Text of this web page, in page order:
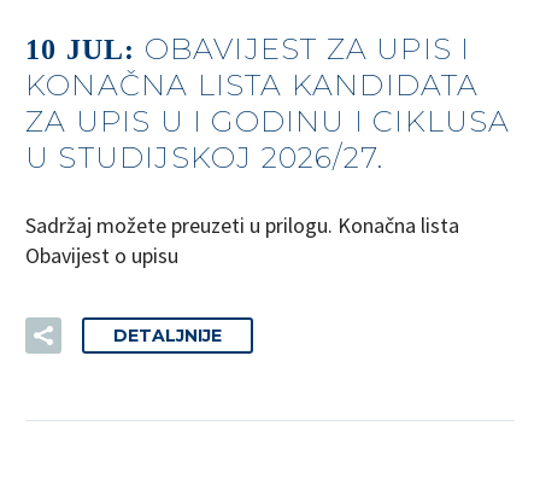
10 JUL: OBAVIJEST ZA UPIS I
KONAČNA LISTA KANDIDATA
ZA UPIS U I GODINU I CIKLUSA
U STUDIJSKOJ 2026/27.
Sadržaj možete preuzeti u prilogu. Konačna lista
Obavijest o upisu
DETALJNIJE